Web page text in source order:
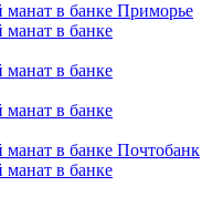
в банке Приморье
в банке
в банке
в банке
в банке Почтобанк
в банке